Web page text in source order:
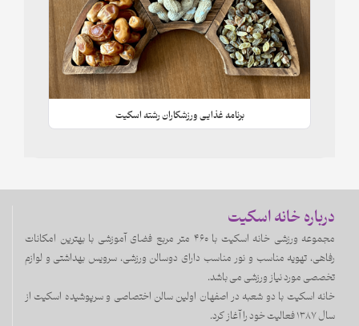
برنامه غذایی ورزشکاران رشته اسکیت
درباره خانه اسکیت
مجموعه ورزشی خانه اسکیت با ۴۶۰ متر مربع فضای آموزشی با بهترین امکانات
رفاهی، تهویه مناسب و نور مناسب دارای دوسالن ورزشی، سرویس بهداشتی و لوازم
تخصصی مورد نیاز ورزشی می باشد.
خانه اسکیت با دو شعبه در اصفهان اولین سالن اختصاصی و سرپوشیده اسکیت از
سال 1387 فعالیت خود را آغاز کرد.